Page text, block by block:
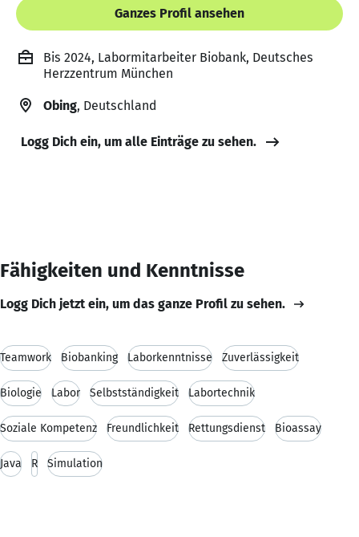
Ganzes Profil ansehen
Bis 2024, Labormitarbeiter Biobank, Deutsches
Herzzentrum München
Obing, Deutschland
Logg Dich ein, um alle Einträge zu sehen.
Fähigkeiten und Kenntnisse
Logg Dich jetzt ein, um das ganze Profil zu sehen.
Teamwork Biobanking Laborkenntnisse Zuverlässigkeit
Biologie Labor Selbstständigkeit Labortechnik
Soziale Kompetenz Freundlichkeit Rettungsdienst Bioassay
Java R Simulation